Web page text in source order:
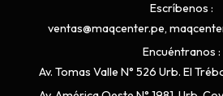
Escríbenos
ventas@maqcenter.pe,
Encuéntranos
Av. Tomas Valle N° 526 Urb. El